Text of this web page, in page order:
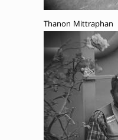
Thanon Mittraphan